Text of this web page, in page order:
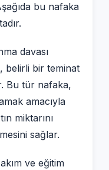
bu nafaka
davası
belirli bir teminat
Bu tür nafaka,
amacıyla
miktarını
sağlar.
ve eğitim